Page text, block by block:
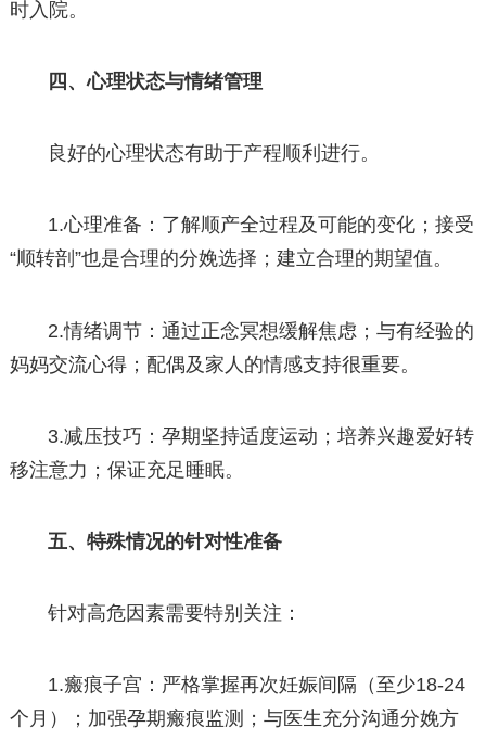
时入院。
四、心理状态与情绪管理
良好的心理状态有助于产程顺利进行。
1.心理准备：了解顺产全过程及可能的变化；接受
“顺转剖”也是合理的分娩选择；建立合理的期望值。
2.情绪调节：通过正念冥想缓解焦虑；与有经验的
妈妈交流心得；配偶及家人的情感支持很重要。
3.减压技巧：孕期坚持适度运动；培养兴趣爱好转
移注意力；保证充足睡眠。
五、特殊情况的针对性准备
针对高危因素需要特别关注：
1.瘢痕子宫：严格掌握再次妊娠间隔（至少18-24
个月）；加强孕期瘢痕监测；与医生充分沟通分娩方